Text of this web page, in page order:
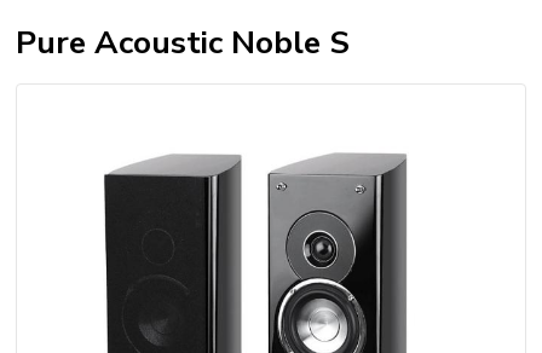
Pure Acoustic Noble S